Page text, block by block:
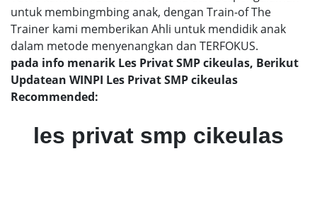
untuk membingmbing anak, dengan Train-of The
Trainer kami memberikan Ahli untuk mendidik anak
dalam metode menyenangkan dan TERFOKUS.
pada info menarik Les Privat SMP cikeulas, Berikut
Updatean WINPI Les Privat SMP cikeulas
Recommended:
les privat smp cikeulas